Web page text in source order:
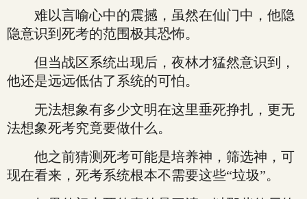
难以言喻心中的震撼，虽然在仙门中，他隐
隐意识到死考的范围极其恐怖。
但当战区系统出现后，夜林才猛然意识到，
他还是远远低估了系统的可怕。
无法想象有多少文明在这里垂死挣扎，更无
法想象死考究竟要做什么。
他之前猜测死考可能是培养神，筛选神，可
现在看来，死考系统根本不需要这些“垃圾”。